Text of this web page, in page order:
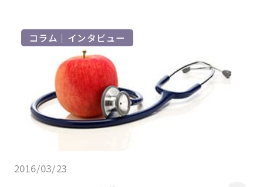
コラム｜インタビュー
2016/03/23